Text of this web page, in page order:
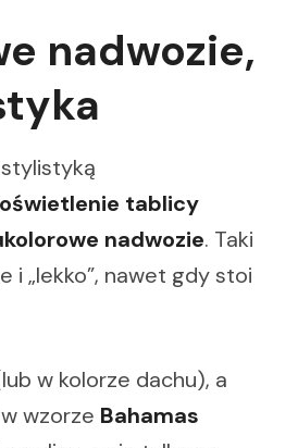
nadwozie,
tablicy
nadwozie. Taki
i „lekko”, nawet gdy stoi
w kolorze dachu), a
w wzorze Bahamas